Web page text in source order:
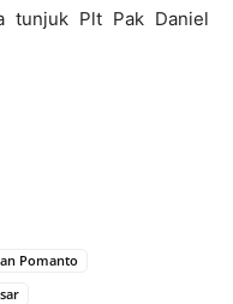
tunjuk Plt Pak Daniel
Pomanto